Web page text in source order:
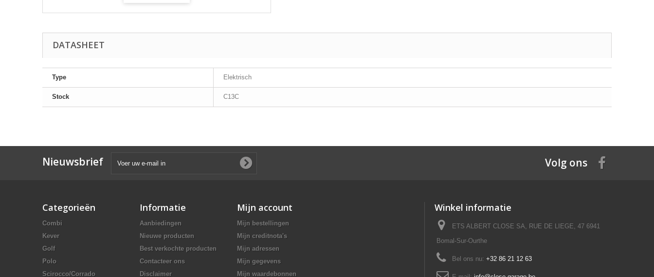
DATASHEET
Type Elektrisch
Stock C13C
Nieuwsbrief Volg ons
Categorieën
Combi
Kever
Golf
Polo
Scirocco/Corrado
Informatie
Aanbiedingen
Nieuwe producten
Best verkochte producten
Contacteer ons
Disclaimer
Mijn account
Mijn bestellingen
Mijn creditnota's
Mijn adressen
Mijn gegevens
Mijn waardebonnen
Winkel informatie
ETS ALBERT CLOSE SA, RUE DE LIEGE, 47 6941
Bomal-Sur-Ourthe
Bel ons nu: +32 86 21 12 63